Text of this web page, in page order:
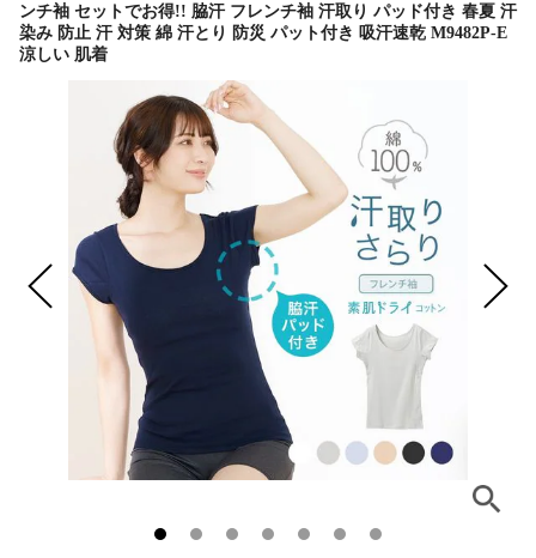
ンチ袖 セットでお得!! 脇汗 フレンチ袖 汗取り パッド付き 春夏 汗
染み 防止 汗 対策 綿 汗とり 防災 パット付き 吸汗速乾 M9482P-E
涼しい 肌着